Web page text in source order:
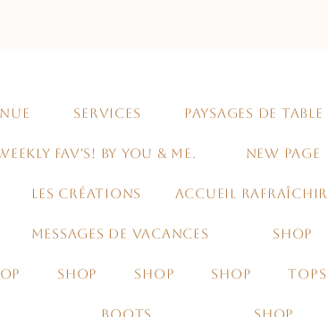
SERVICES PAYSAGES DE TABLE
FAV'S! BY YOU & ME. NEW PAGE
LES CRÉATIONS ACCUEIL RAFRAÎCHIR
MESSAGES DE VACANCES SHOP
SHOP SHOP SHOP TOPS